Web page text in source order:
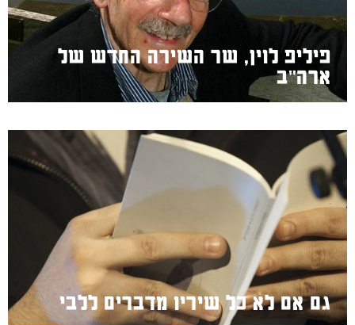
פיליפ לוין, שר השירה החדש של
ארה"ב
גם אם לא כל שיריו מדברים ללבי